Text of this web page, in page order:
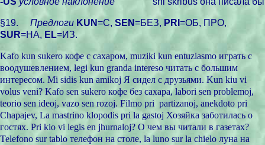
§19. Предлоги KUN=С, SEN=БЕЗ, PRI =ОБ, ПРО,
SUR=НА, EL=ИЗ.
Kafo kun sukero кофе с сахаром, muziki kun entuziasmo играть с
воодушевлением, legi kun granda intereso читать с большим
интересом. Mi sidis kun amikoj Я сидел с друзьями. Kun kiu vi
volus veni? Kafo sen sukero кофе без сахара, labori sen problemoj,
teorio sen ideoj, vazo sen rozoj. Filmo pri partizanoj, anekdoto pri
Chapajev, La mastrino klopodis pri la gastoj Хозяйка заботилась о
гостях. Pri kio vi legis en jhurnaloj? О чем вы читали в газетах?
Telefono sur tablo телефон на столе, la luno sur la chielo луна на